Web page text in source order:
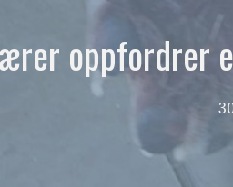
oppfordrer